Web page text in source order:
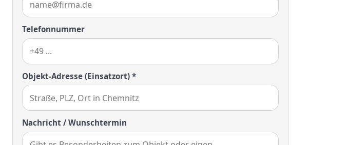
Telefonnummer
Objekt-Adresse (Einsatzort) *
Nachricht / Wunschtermin